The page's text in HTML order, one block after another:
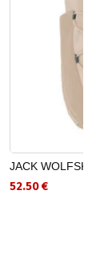
JACK
52.50 €